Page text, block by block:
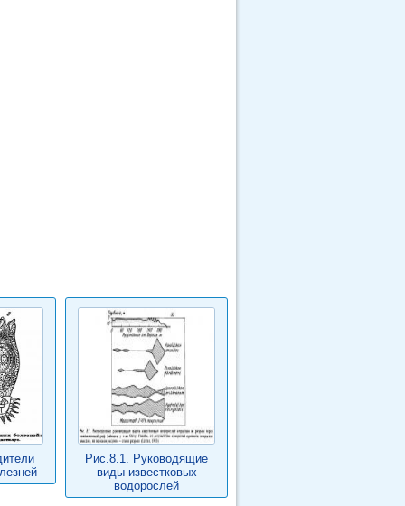
Рис.8.1. Руководящие
виды известковых
водорослей